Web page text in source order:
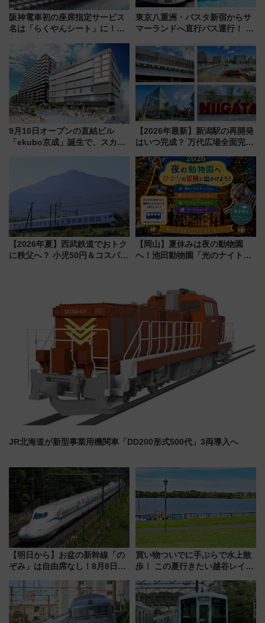
阪神電車初の座席指定サービス
名は「らくやんシート」に！新
を快適移動
東京八重洲・バスタ新宿からサ
マーランドへ直行バス運行！ お
推し活を楽しもう！（2026年
8/1～31）
9月10日オープンの直結ビル
「ekubo京成」誕生で、スカイ
【2026年最新】新潟駅の再開発
はいつ完成？ 万代広場全面完成
開発、バスタ新潟構想まで徹底
解説！
【2026年夏】西武鉄道でおトク
に秩父へ？ 小児50円＆コスパ最
【岡山】夏休みは夜の動物園
へ！池田動物園「光のナイトズ
JR北海道が新型事業用機関車「DD200形式500代」3両導入へ
【明日から】お盆の新幹線「の
ぞみ」は自由席なし！8月8日午
せば空きが見つかることも 混
雑避ける「空席」探しのコツ
買い物ついでに手ぶらで水上散
歩！ この夏行きたい越谷レイク
ア「LAKESIDE PARK」（埼玉
県越谷市）